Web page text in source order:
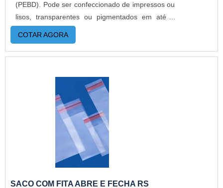
(PEBD). Pode ser confeccionado de impressos ou
lisos, transparentes ou pigmentados em até 6
cores.O produto já ganhou espaço a muito tempo
na indústria, pois poucas embalagens protegem
tanto um produto como o zip. Simples e altamente
fechamento incrível que atrai muitos empresas.O
PRODUTO OFERECE DIVERSAS
VANTAGENSMuito utilizado para guardar
pequenas peças,botões,equipamentos
elétricos,celulares, além de armazenar alimentos
e até mesmo cozinhar. Além disso, o saco plástico
com zip lock pode ser usado em diversos
segmentos, como: Proteção para o celular em
COTAR AGORA
SACO COM FITA ABRE E FECHA RS